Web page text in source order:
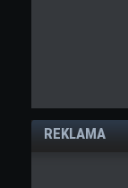
REKLAMA